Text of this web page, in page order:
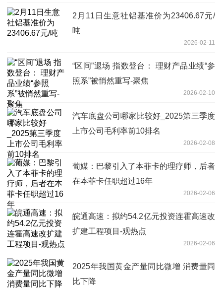
2月11日生意社铝基准价为23406.67元/
吨
2026-02-11
“区间”退场 指数登台： 理财产品业绩“参
照系”被悄然重写-聚焦
2026-02-10
汽车底盘公司哪家比较好_2025第三季度
上市公司毛利率前10排名
2026-02-08
葡媒：巴黎引入了本菲卡的理疗师，后者
在本菲卡任职超过16年
2026-02-06
皖通高速：拟约54.2亿元投资连霍高速改
扩建工程项目-观热点
2026-02-06
2025年我国黄金产量同比微增 消费量同
比下降